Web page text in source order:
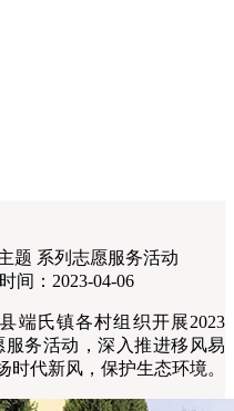
题 系列志愿服务活动
间：2023-04-06
端氏镇各村组织开展2023
服务活动，深入推进移风易
代新风，保护生态环境。